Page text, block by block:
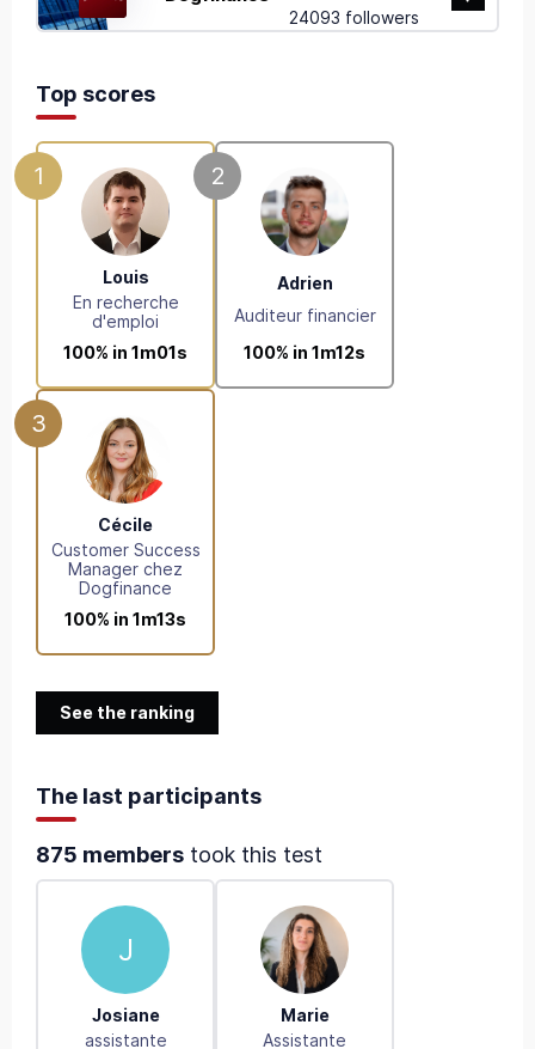
24093 followers
Top scores
1
Louis
En recherche
d'emploi
100% in 1m01s
2
Adrien
Auditeur financier
100% in 1m12s
3
Cécile
Customer Success
Manager chez
Dogfinance
100% in 1m13s
See the ranking
The last participants
875 members took this test
J
Josiane
assistante
Marie
Assistante